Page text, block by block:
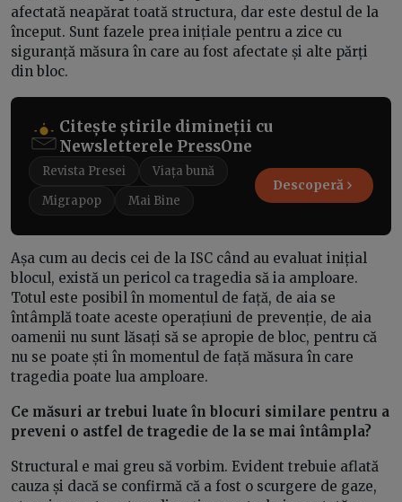
afectată neapărat toată structura, dar este destul de la
început. Sunt fazele prea inițiale pentru a zice cu
siguranță măsura în care au fost afectate și alte părți
din bloc.
Citește știrile dimineții cu
Newsletterele PressOne
Revista Presei
Viața bună
Migrapop
Mai Bine
Descoperă
Așa cum au decis cei de la ISC când au evaluat inițial
blocul, există un pericol ca tragedia să ia amploare.
Totul este posibil în momentul de față, de aia se
întâmplă toate aceste operațiuni de prevenție, de aia
oamenii nu sunt lăsați să se apropie de bloc, pentru că
nu se poate ști în momentul de față măsura în care
tragedia poate lua amploare.
Ce măsuri ar trebui luate în blocuri similare pentru a
preveni o astfel de tragedie de la se mai întâmpla?
Structural e mai greu să vorbim. Evident trebuie aflată
cauza și dacă se confirmă că a fost o scurgere de gaze,